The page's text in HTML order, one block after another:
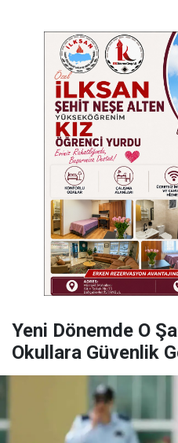
Yeni Dönemde O
Okullara Güvenlik